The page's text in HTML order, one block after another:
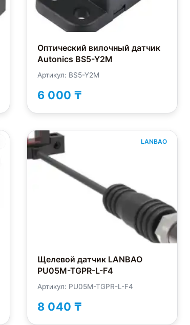
Оптический вилочный датчик
Autonics BS5-Y2M
Артикул: BS5-Y2M
6 000 ₸
LANBAO
Щелевой датчик LANBAO
PU05M-TGPR-L-F4
Артикул: PU05M-TGPR-L-F4
8 040 ₸